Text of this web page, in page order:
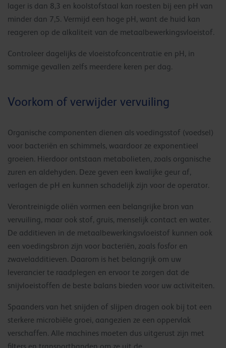
lager is dan 8,3 en koolstofstaal kan roesten bij een pH van
minder dan 7,5. Vermijd een hoge pH, want de huid kan
reageren op de alkaliteit van de metaalbewerkingsvloeistof.
Controleer dagelijks de vloeistofconcentratie en pH, in
sommige gevallen zelfs meerdere keren per dag.
Voorkom of verwijder vervuiling
Organische componenten dienen als voedingsstof (voedsel)
voor bacteriën en schimmels, waardoor ze exponentieel
groeien. Hierdoor ontstaan metabolieten, zoals organische
zuren en aldehyden. Deze geven een kwalijke geur af,
verlagen de pH en kunnen schadelijk zijn voor de operator.
Verontreinigde oliën vormen een belangrijke bron van
vervuiling, maar ook stof, gruis, menselijk contact en water.
De additieven in de metaalbewerkingsvloeistof kunnen ook
een voedingsbron zijn voor bacteriën, zoals fosfor en
zwaveladditieven. Daarom is het belangrijk om uw
leverancier te raadplegen en ervoor te zorgen dat de
snijvloeistoffen de beste balans bieden voor uw activiteiten.
Spaanders van het snijden of slijpen dragen ook bij tot een
sterkere microbiële groei, aangezien ze een oppervlak
verschaffen. Alle machines moeten dus uitgerust zijn met